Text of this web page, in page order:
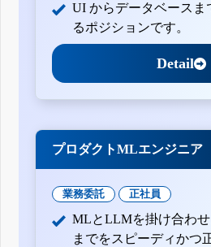
UI からデータベースま
るポジションです。
Detail
プロダクトMLエンジニア
業務委託 正社員
MLとLLMを掛け合わ
までをスピーディかつ